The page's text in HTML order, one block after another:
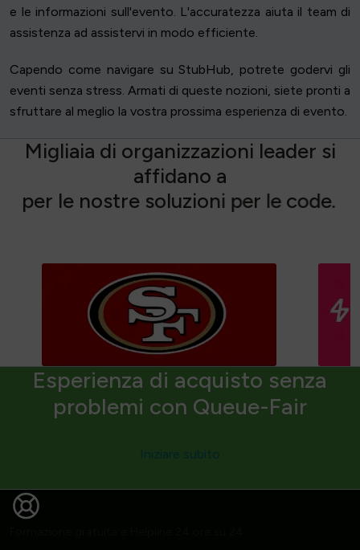
e le informazioni sull'evento. L'accuratezza aiuta il team di
assistenza ad assistervi in modo efficiente.
Capendo come navigare su StubHub, potrete godervi gli
eventi senza stress. Armati di queste nozioni, siete pronti a
sfruttare al meglio la vostra prossima esperienza di evento.
Migliaia di organizzazioni leader si
affidano a
per le nostre soluzioni per le code.
Esperienza di acquisto senza
problemi con Queue-Fair